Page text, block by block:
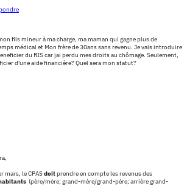
fils mineur à ma charge, ma maman qui gagne plus de
médical et Mon frère de 30ans sans revenu. Je vais introduire
du RIS car jai perdu mes droits au chômage. Seulement,
d'une aide financière? Quel sera mon statut?
mars, le CPASdoitprendre en compte les revenus des
(père/mère; grand-mère/grand-père; arrière grand-